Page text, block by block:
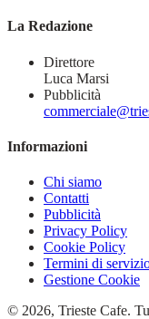
La Redazione
Direttore
Luca Marsi
Pubblicità
Informazioni
Chi siamo
Contatti
Pubblicità
Privacy Policy
Cookie Policy
Termini di
Gestione Cookie
© 2026, Trieste Cafe.